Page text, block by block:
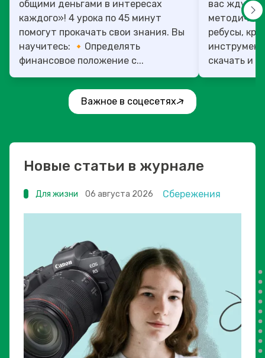
общими деньгами в интересах
каждого»! 4 урока по 45 минут
помогут прокачать свои знания. Вы
научитесь: 🔸Определять
финансовое положение с...
вас ждут
ребусы,
скачать и
Важное в соцесетях
Новые статьи в журнале
Для жизни 06 августа 2026 Сбережения